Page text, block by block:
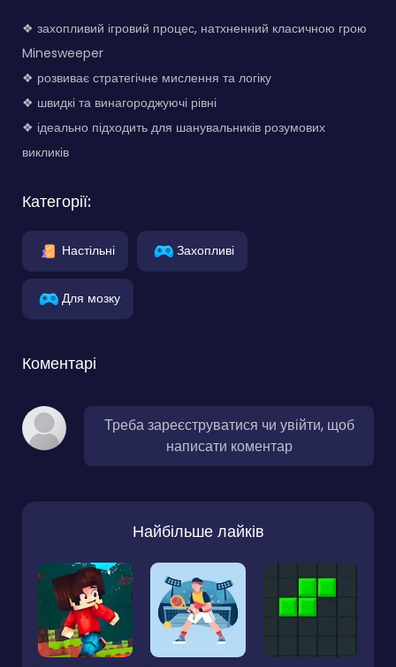
❖ захопливий ігровий процес, натхненний класичною грою
Minesweeper
❖ розвиває стратегічне мислення та логіку
❖ швидкі та винагороджуючі рівні
❖ ідеально підходить для шанувальників розумових
викликів
Категорії:
Настільні Захопливі
Для мозку
Коментарі
Треба зареєструватися чи увійти, щоб
написати коментар
Найбільше лайків